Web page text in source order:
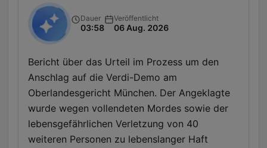
Dauer
03:58
Veröffentlicht
06 Aug. 2026
Bericht über das Urteil im Prozess um den
Anschlag auf die Verdi-Demo am
Oberlandesgericht München. Der Angeklagte
wurde wegen vollendeten Mordes sowie der
lebensgefährlichen Verletzung von 40
weiteren Personen zu lebenslanger Haft